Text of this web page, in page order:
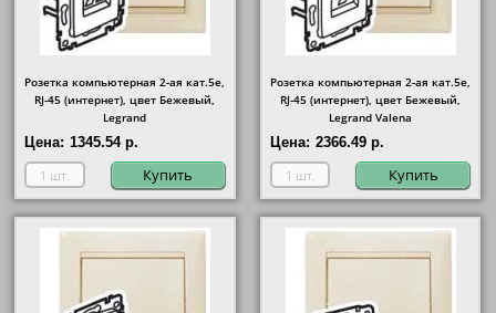
Розетка компьютерная 2-ая кат.5е,
RJ-45 (интернет), цвет Бежевый,
Legrand
Цена: 1345.54 р.
Купить
Розетка компьютерная 2-ая кат.5е,
RJ-45 (интернет), цвет Бежевый,
Legrand Valena
Цена: 2366.49 р.
Купить